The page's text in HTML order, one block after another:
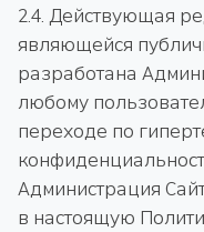
2.4. Действующая
являющейся
разработана
любому
переходе по
Администрация
в настоящую